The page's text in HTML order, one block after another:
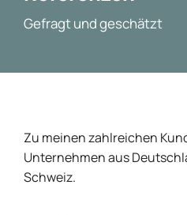
Gefragt und geschätzt
Zu meinen zahlreichen
Unternehmen aus
Schweiz.